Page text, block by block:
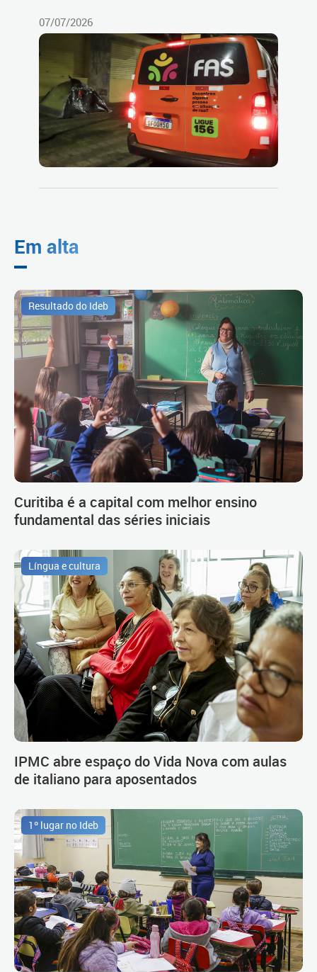
07/07/2026
Em alta
Resultado do Ideb
Curitiba é a capital com melhor ensino
fundamental das séries iniciais
Língua e cultura
IPMC abre espaço do Vida Nova com aulas
de italiano para aposentados
1º lugar no Ideb